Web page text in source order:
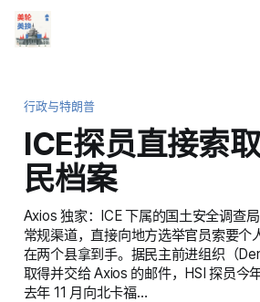
行政与特朗普
ICE探员直接索
民档案
Axios 独家：ICE 下属的国土安全调查
常规渠道，直接向地方选举官员索要
在两个县拿到手。据民主前进组织（
取得并交给 Axios 的邮件，HSI 探员今
去年 11 月向北卡福…